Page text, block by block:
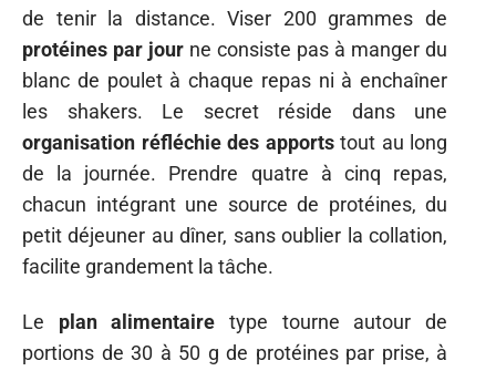
de tenir la distance. Viser 200 grammes de
protéines par jour ne consiste pas à manger du
blanc de poulet à chaque repas ni à enchaîner
les shakers. Le secret réside dans une
organisation réfléchie des apportstout au long
de la journée. Prendre quatre à cinq repas,
chacun intégrant une source de protéines, du
petit déjeuner au dîner, sans oublier la collation,
facilite grandement la tâche.
Le plan alimentaire type tourne autour de
portions de 30 à 50 g de protéines par prise, à